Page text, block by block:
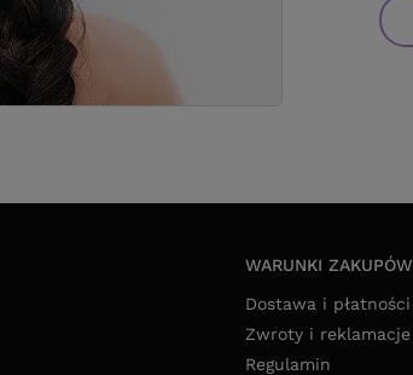
WARUNKI ZAKUPÓW
Dostawa i płatności
Zwroty i reklamacje
Regulamin